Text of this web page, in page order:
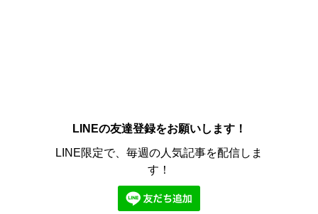
LINEの友達登録をお願いします！
LINE限定で、毎週の人気記事を配信しま
す！